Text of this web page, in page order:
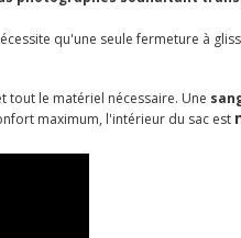
qu'une seule fermeture à
tout le matériel nécessaire. Une
maximum, l'intérieur du sac est